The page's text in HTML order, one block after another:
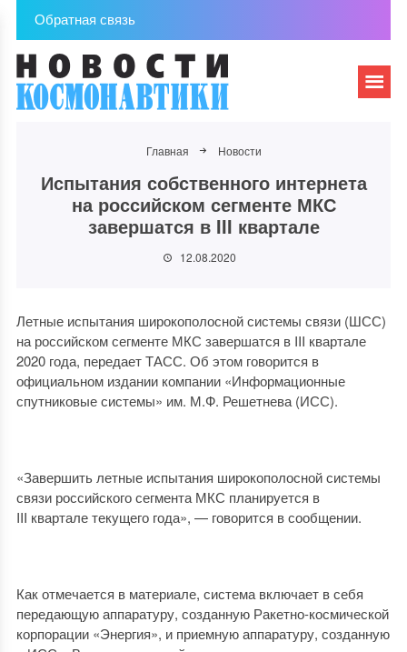
Обратная связь
Главная Новости
Испытания собственного интернета
на российском сегменте МКС
завершатся в III квартале
12.08.2020
Летные испытания широкополосной системы связи (ШСС)
на российском сегменте МКС завершатся в III квартале
2020 года, передает ТАСС. Об этом говорится в
официальном издании компании «Информационные
спутниковые системы» им. М.Ф. Решетнева (ИСС).
«Завершить летные испытания широкополосной системы
связи российского сегмента МКС планируется в
III квартале текущего года», — говорится в сообщении.
Как отмечается в материале, система включает в себя
передающую аппаратуру, созданную Ракетно-космической
корпорации «Энергия», и приемную аппаратуру, созданную